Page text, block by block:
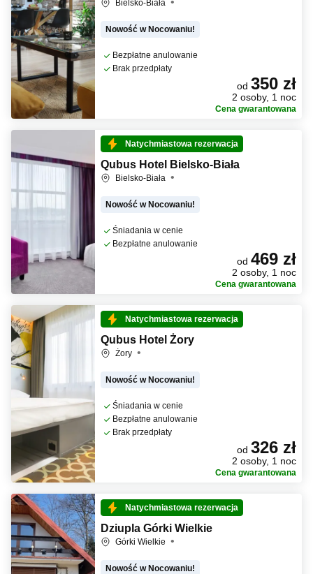
Bielsko-Biała
Nowość w Nocowaniu!
Bezpłatne anulowanie
Brak przedpłaty
od 350 zł
2 osoby, 1 noc
Cena gwarantowana
Natychmiastowa rezerwacja
Qubus Hotel Bielsko-Biała
Bielsko-Biała
Nowość w Nocowaniu!
Śniadania w cenie
Bezpłatne anulowanie
od 469 zł
2 osoby, 1 noc
Cena gwarantowana
Natychmiastowa rezerwacja
Qubus Hotel Żory
Żory
Nowość w Nocowaniu!
Śniadania w cenie
Bezpłatne anulowanie
Brak przedpłaty
od 326 zł
2 osoby, 1 noc
Cena gwarantowana
Natychmiastowa rezerwacja
Dziupla Górki Wielkie
Górki Wielkie
Nowość w Nocowaniu!